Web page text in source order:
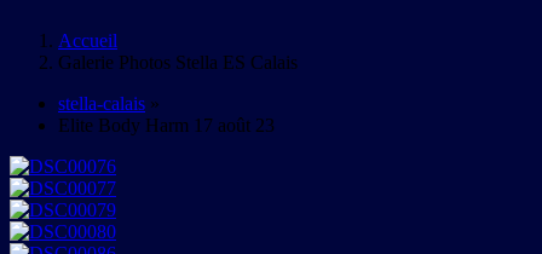
Accueil
Galerie Photos Stella ES Calais
stella-calais »
Elite Body Harm 17 août 23